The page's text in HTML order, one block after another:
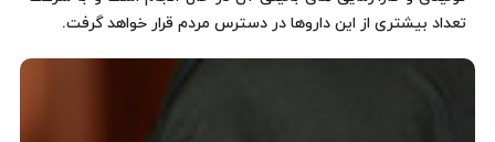
تعداد بیشتری از این داروها در دسترس مردم قرار خواهد گرفت.